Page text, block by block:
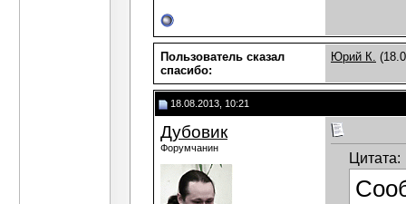
Пользователь сказал
cпасибо:
Юрий К.
18.08.2013, 10:21
Дубовик
Форумчанин
Цитата: